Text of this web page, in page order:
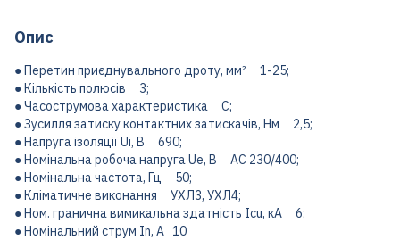
Опис
● Перетин приєднувального дроту, мм² 1-25;
● Кількість полюсів 3;
● Часострумова характеристика C;
● Зусилля затиску контактних затискачів, Нм 2,5;
● Напруга ізоляції Ui, В 690;
● Номінальна робоча напруга Ue, В AC 230/400;
● Номінальна частота, Гц 50;
● Кліматичне виконання УХЛ3, УХЛ4;
● Ном. гранична вимикальна здатність Icu, кА 6;
● Номінальний струм In, А 10